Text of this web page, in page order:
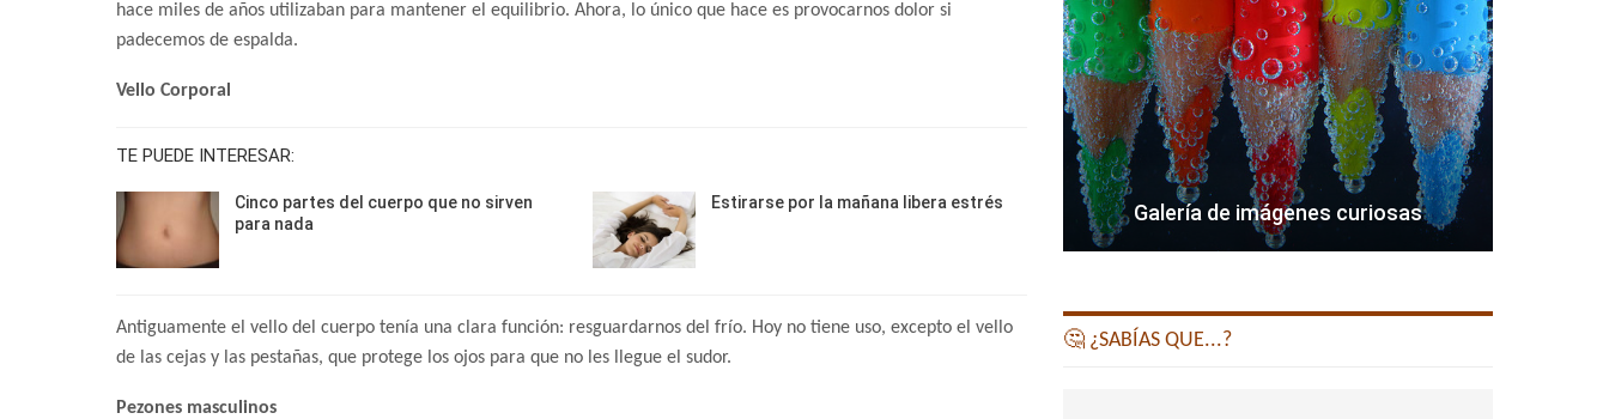
hace miles de años utilizaban para mantener el equilibrio. Ahora, lo único que hace es provocarnos dolor si
padecemos de espalda.
Vello Corporal
TE PUEDE INTERESAR:
Cinco partes del cuerpo que no sirven
para nada
Estirarse por la mañana libera estrés
Antiguamente el vello del cuerpo tenía una clara función: resguardarnos del frío. Hoy no tiene uso, excepto el vello
de las cejas y las pestañas, que protege los ojos para que no les llegue el sudor.
Pezones masculinos
Galería de imágenes curiosas
🤔 ¿SABÍAS QUE...?